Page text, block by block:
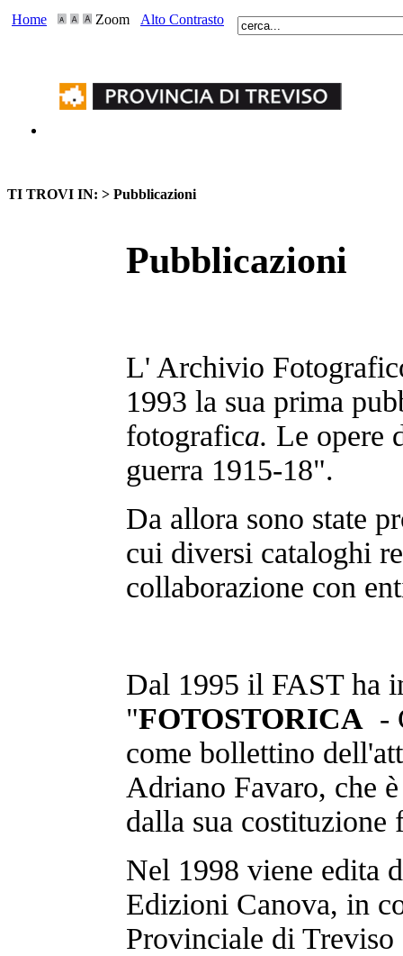
Home Zoom Alto Contrasto
TI TROVI IN: > Pubblicazioni
Pubblicazioni
L' Archivio
1993 la sua prima
fotografica. Le opere
guerra 1915-18".
Da allora sono state
cui diversi cataloghi
collaborazione con
Dal 1995 il FAST ha
"FOTOSTORICA -
come bollettino
Adriano Favaro, che
dalla sua costituzione
Nel 1998 viene edita
Edizioni Canova, in
Provinciale di Treviso